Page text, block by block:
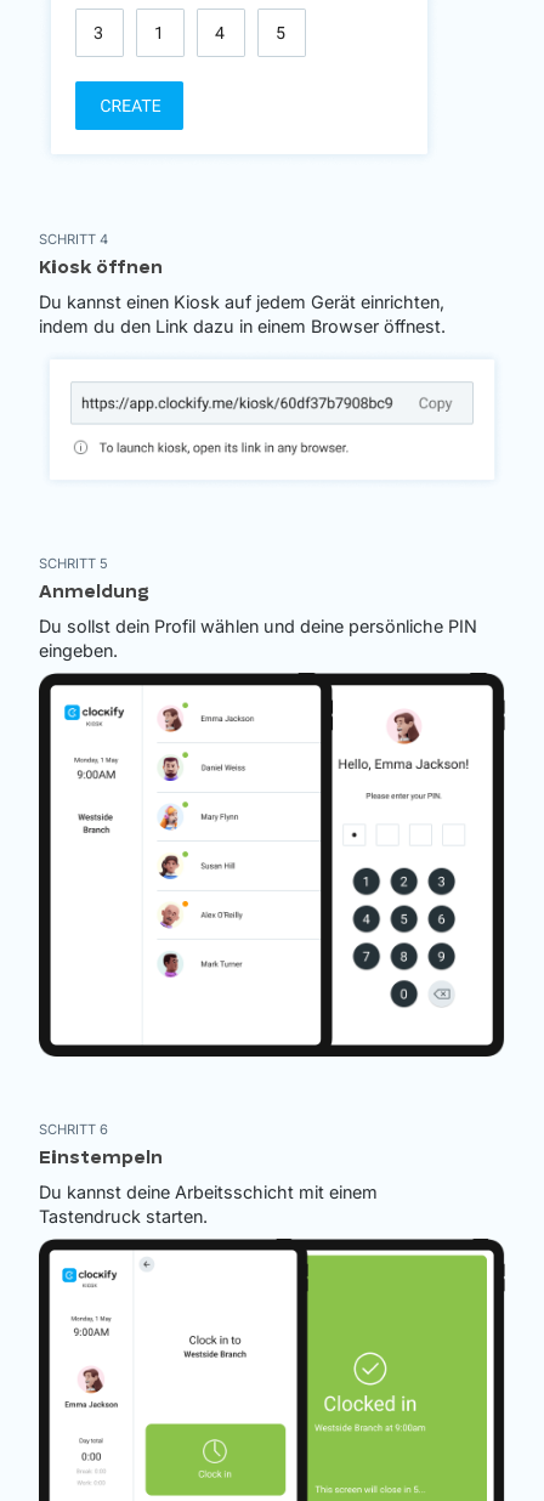
SCHRITT 4
Kiosk öffnen
Du kannst einen Kiosk auf jedem Gerät einrichten,
indem du den Link dazu in einem Browser öffnest.
SCHRITT 5
Anmeldung
Du sollst dein Profil wählen und deine persönliche PIN
eingeben.
SCHRITT 6
Einstempeln
Du kannst deine Arbeitsschicht mit einem
Tastendruck starten.